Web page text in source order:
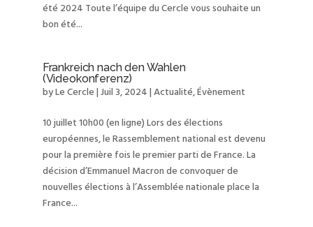
été 2024 Toute l’équipe du Cercle vous souhaite un
bon été...
Frankreich nach den Wahlen
(Videokonferenz)
byLe Cercle|Juil 3, 2024|Actualité,Évènement
10 juillet 10h00 (en ligne) Lors des élections
européennes, le Rassemblement national est devenu
pour la première fois le premier parti de France. La
décision d’Emmanuel Macron de convoquer de
nouvelles élections à l’Assemblée nationale place la
France...